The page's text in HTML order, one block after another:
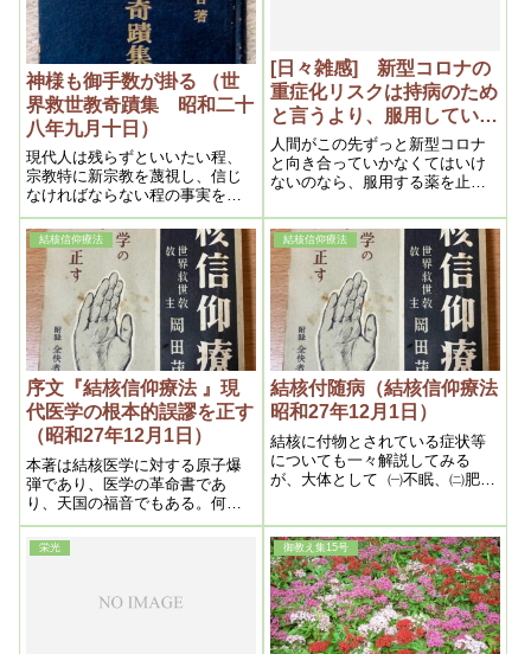
神様も御手数が掛る （世
界救世教奇蹟集 昭和二十
八年九月十日）
現代人は残らずといいたい程、
宗教特に新宗教を蔑視し、信じ
なければならない程の事実を見
せられても、疑いが先に立って
中々信じようとしないのは困っ
たものである。この原因こそ医
学迷信のコチコチになり切って
いる為であるのは言う迄もな
い。
[日々雑感] 新型コロナの
重症化リスクは持病のため
と言うより、服用している
薬が原因では・・？ 浜六
郎先生の臨床副作用ノート
に学ぶ
人間がこの先ずっと新型コロナ
と向き合っていかなくてはいけ
ないのなら、服用する薬を止め
須ではないでしょうか？。
結核信仰療法
序文『結核信仰療法 』現
代医学の根本的誤謬を正す
（昭和27年12月1日）
本著は結核医学に対する原子爆
弾であり、医学の革命書であ
り、天国の福音でもある。何と
なれば現在迄に於ける医学的結
核療法は根本的に誤っているか
らである。というと何人も驚く
上そう言わざるを得ないのであ
結核信仰療法
結核付随病（結核信仰療法
昭和27年12月1日）
結核に付物とされている症状等
についても一々解説してみる
が、大体として ㈠不眠、㈡肥ら
痛、㈨息切れ、(十)新薬等で之だ
け知ればまずいいであろう
栄光 御教え集15号